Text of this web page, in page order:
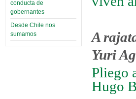
conducta de
gobernantes
Desde Chile nos
sumamos
A
Yuri
Pliego
Hugo